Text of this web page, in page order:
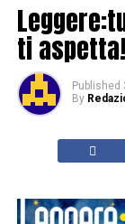
ti aspetta!
Published
By